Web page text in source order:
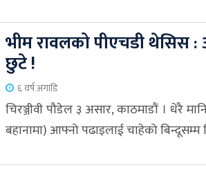
भीम रावलको पीएचडी थेसिस :
छुटे !
६ वर्ष अगाडि
चिरञ्जीवी पौडेल ३ असार, काठमाडौं । धेरै
बहानामा) आफ्नो पढाइलाई चाहेको बिन्दूसम्म